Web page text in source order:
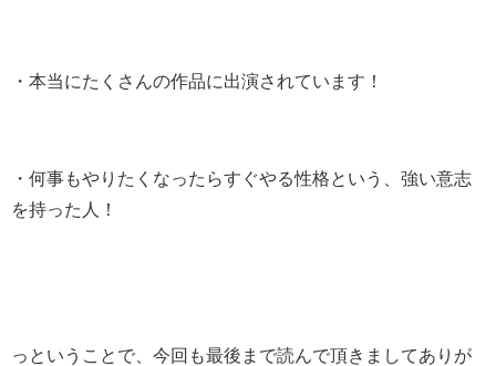
・本当にたくさんの作品に出演されています！
・何事もやりたくなったらすぐやる性格という、強い意志
を持った人！
っということで、今回も最後まで読んで頂きましてありが